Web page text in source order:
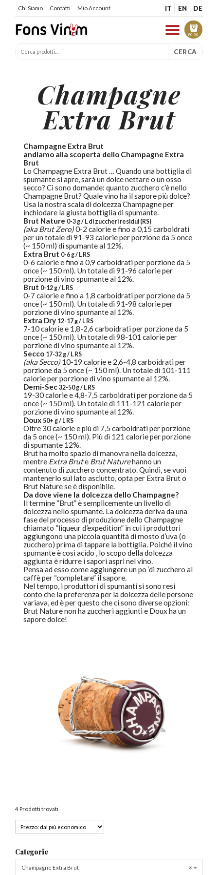
Chi Siamo Contatti Mio Account IT EN DE
€0.00
CERCA
Champagne
Extra Brut
Champagne Extra Brut
andiamo alla scoperta dello Champagne Extra
Brut
Lo Champagne Extra Brut … Quando una bottiglia di
spumante si apre, sarà un dolce nettare o un osso
secco? Ci sono domande: quanto zucchero c’è nello
Champagne Brut? Quale vino ha il sapore più dolce?
Usa la nostra scala di dolcezza Champagne per
inchiodare la giusta bottiglia di spumante.
Brut Nature 0-3 g / L di zuccheri residui (RS)
(aka Brut Zero)0-2 calorie e fino a 0,15 carboidrati
per un totale di 91-93 calorie per porzione da 5 once
(~ 150 ml) di spumante al 12%.
Extra Brut 0-6 g / L RS
0-6 calorie e fino a 0,9 carboidrati per porzione da 5
once (~ 150 ml). Un totale di 91-96 calorie per
porzione di vino spumante al 12%.
Brut 0-12 g / L RS
0-7 calorie e fino a 1,8 carboidrati per porzione da 5
once (~ 150 ml). Un totale di 91-98 calorie per
porzione di vino spumante al 12%.
Extra Dry 12-17 g / L RS
7-10 calorie e 1,8-2,6 carboidrati per porzione da 5
once (~ 150 ml). Un totale di 98-101 calorie per
porzione di vino spumante al 12%.
Secco 17-32 g / L RS
(aka Secco)10-19 calorie e 2,6-4,8 carboidrati per
porzione da 5 once (~ 150 ml). Un totale di 101-111
calorie per porzione di vino spumante al 12%.
Demi-Sec 32-50 g / L RS
19-30 calorie e 4,8-7,5 carboidrati per porzione da 5
once (~ 150 ml). Un totale di 111-121 calorie per
porzione di vino spumante al 12%.
Doux 50+ g / L RS
Oltre 30 calorie e più di 7,5 carboidrati per porzione
da 5 once (~ 150 ml). Più di 121 calorie per porzione
di spumante 12%.
Brut ha molto spazio di manovra nella dolcezza,
mentre Extra Brute Brut Naturehanno un
contenuto di zucchero concentrato. Quindi, se vuoi
mantenerlo sul lato asciutto, opta per Extra Brut o
Brut Nature se è disponibile.
Da dove viene la dolcezza dello Champagne?
Il termine “Brut” è semplicemente un livello di
dolcezza nello spumante. La dolcezza deriva da una
fase del processo di produzione dello Champagne
chiamato “liqueur d’expedition” in cui i produttori
aggiungono una piccola quantità di mosto d’uva (o
zucchero) prima di tappare la bottiglia. Poiché il vino
spumante è così acido , lo scopo della dolcezza
aggiunta è ridurre i sapori aspri nel vino.
Pensa ad esso come aggiungere un po ‘di zucchero al
caffè per “completare” il sapore.
Nel tempo, i produttori di spumanti si sono resi
conto che la preferenza per la dolcezza delle persone
variava, ed è per questo che ci sono diverse opzioni:
Brut Nature non ha zuccheri aggiunti e Doux ha un
sapore dolce!
4 Prodotti trovati
Categorie
×
Champagne Extra Brut